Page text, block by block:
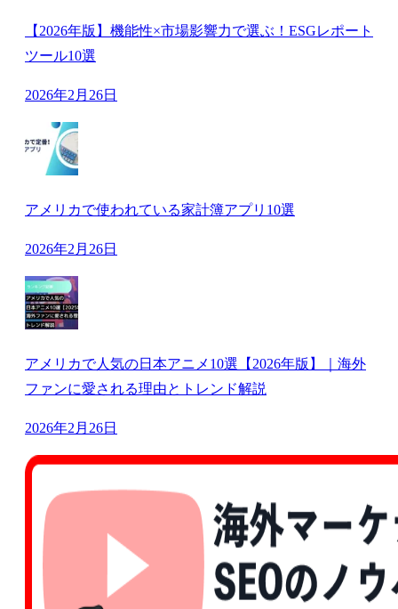
【2026年版】機能性×市場影響力で選ぶ！ESGレポート
ツール10選
2026年2月26日
アメリカで使われている家計簿アプリ10選
2026年2月26日
アメリカで人気の日本アニメ10選【2026年版】｜海外
ファンに愛される理由とトレンド解説
2026年2月26日